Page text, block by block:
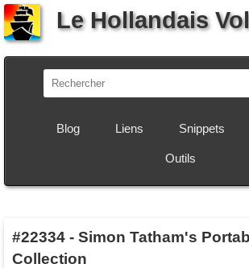
Le Hollandais
Blog Liens Snippets
Outils
#22334 - Simon Tatham's
Collection